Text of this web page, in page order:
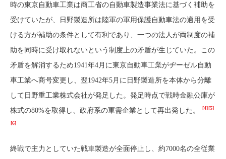
時の東京自動車工業は商工省の自動車製造事業法に基づく補助を
受けていたが、日野製造所は陸軍の軍用保護自動車法の適用を受
ける方が補助の条件として有利であり、一つの法人が両制度の補
助を同時に受け取れないという制度上の矛盾が生じていた。この
矛盾を解消するため1941年4月に東京自動車工業がヂーゼル自動
車工業へ商号変更し、翌1942年5月に日野製造所を本体から分離
して日野重工業株式会社が発足した。発足時点で戦時金融公庫が
株式の80%を取得し、政府系の軍需企業として再出発した。
[4][5]
[6]
終戦で主力としていた戦車製造が全面停止し、約7000名の全従業